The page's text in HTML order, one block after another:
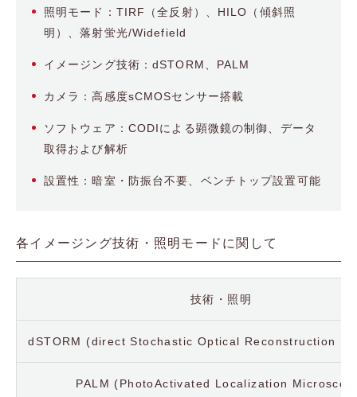
照明モード：TIRF（全反射）、HILO（傾斜照
明）、落射蛍光/Widefield
イメージング技術：dSTORM、PALM
カメラ：高感度sCMOSセンサー搭載
ソフトウェア：CODIによる顕微鏡の制御、データ
取得および解析
設置性：暗室・防振台不要、ベンチトップ設置可能
各イメージング技術・照明モードに関して
技術・照明
dSTORM (direct Stochastic Optical Reconstruction
PALM (PhotoActivated Localization